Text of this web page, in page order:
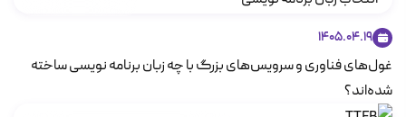
1405.04.19
غول‌های فناوری و سرویس‌های بزرگ با چه زبان‌ برنامه نویسی ساخته
شده‌اند؟